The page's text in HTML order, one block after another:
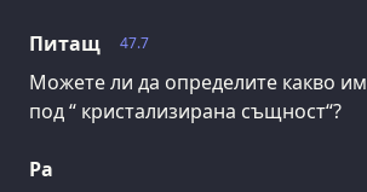
47.7
Питащ
Можете ли да определите какво
под “ кристализирана същност“?
Ра